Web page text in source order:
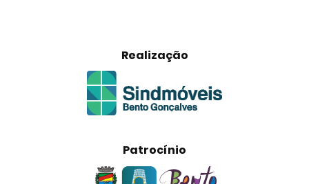
Realização
Patrocínio